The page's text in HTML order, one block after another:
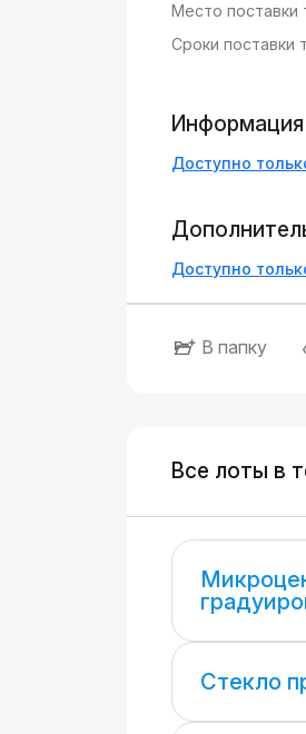
Место поставки
Сроки поставки
Доступно
Доступно
В папку
Все лоты в
Стекло